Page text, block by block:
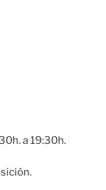
a 19:30h.